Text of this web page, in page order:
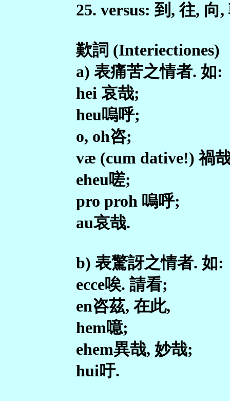
25. versus: 到, 往, 向
歎詞 (Interiectiones)
a) 表痛苦之情者. 如:
hei 哀哉;
heu嗚呼;
o, oh咨;
væ (cum dative!) 禍
eheu嗟;
pro proh 嗚呼;
au哀哉.
b) 表驚訝之情者. 如:
ecce唉. 請看;
en咨茲, 在此,
hem噫;
ehem異哉, 妙哉;
hui吁.